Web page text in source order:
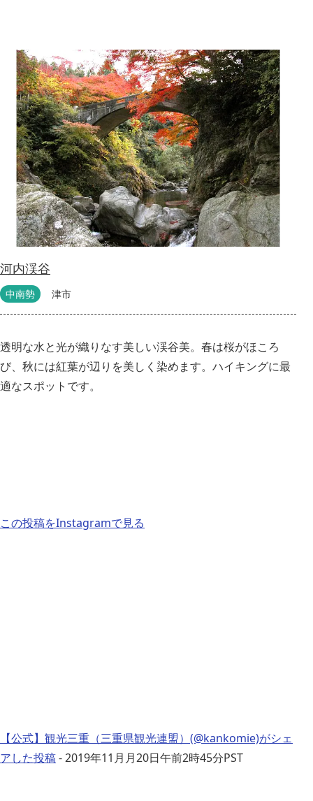
河内渓谷
中南勢 津市
透明な水と光が織りなす美しい渓谷美。春は桜がほころ
び、秋には紅葉が辺りを美しく染めます。ハイキングに最
適なスポットです。
この投稿をInstagramで見る
【公式】観光三重（三重県観光連盟）(@kankomie)がシェ
アした投稿-2019年11月月20日午前2時45分PST